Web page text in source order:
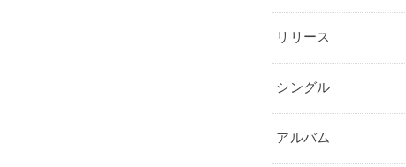
リリース
シングル
アルバム